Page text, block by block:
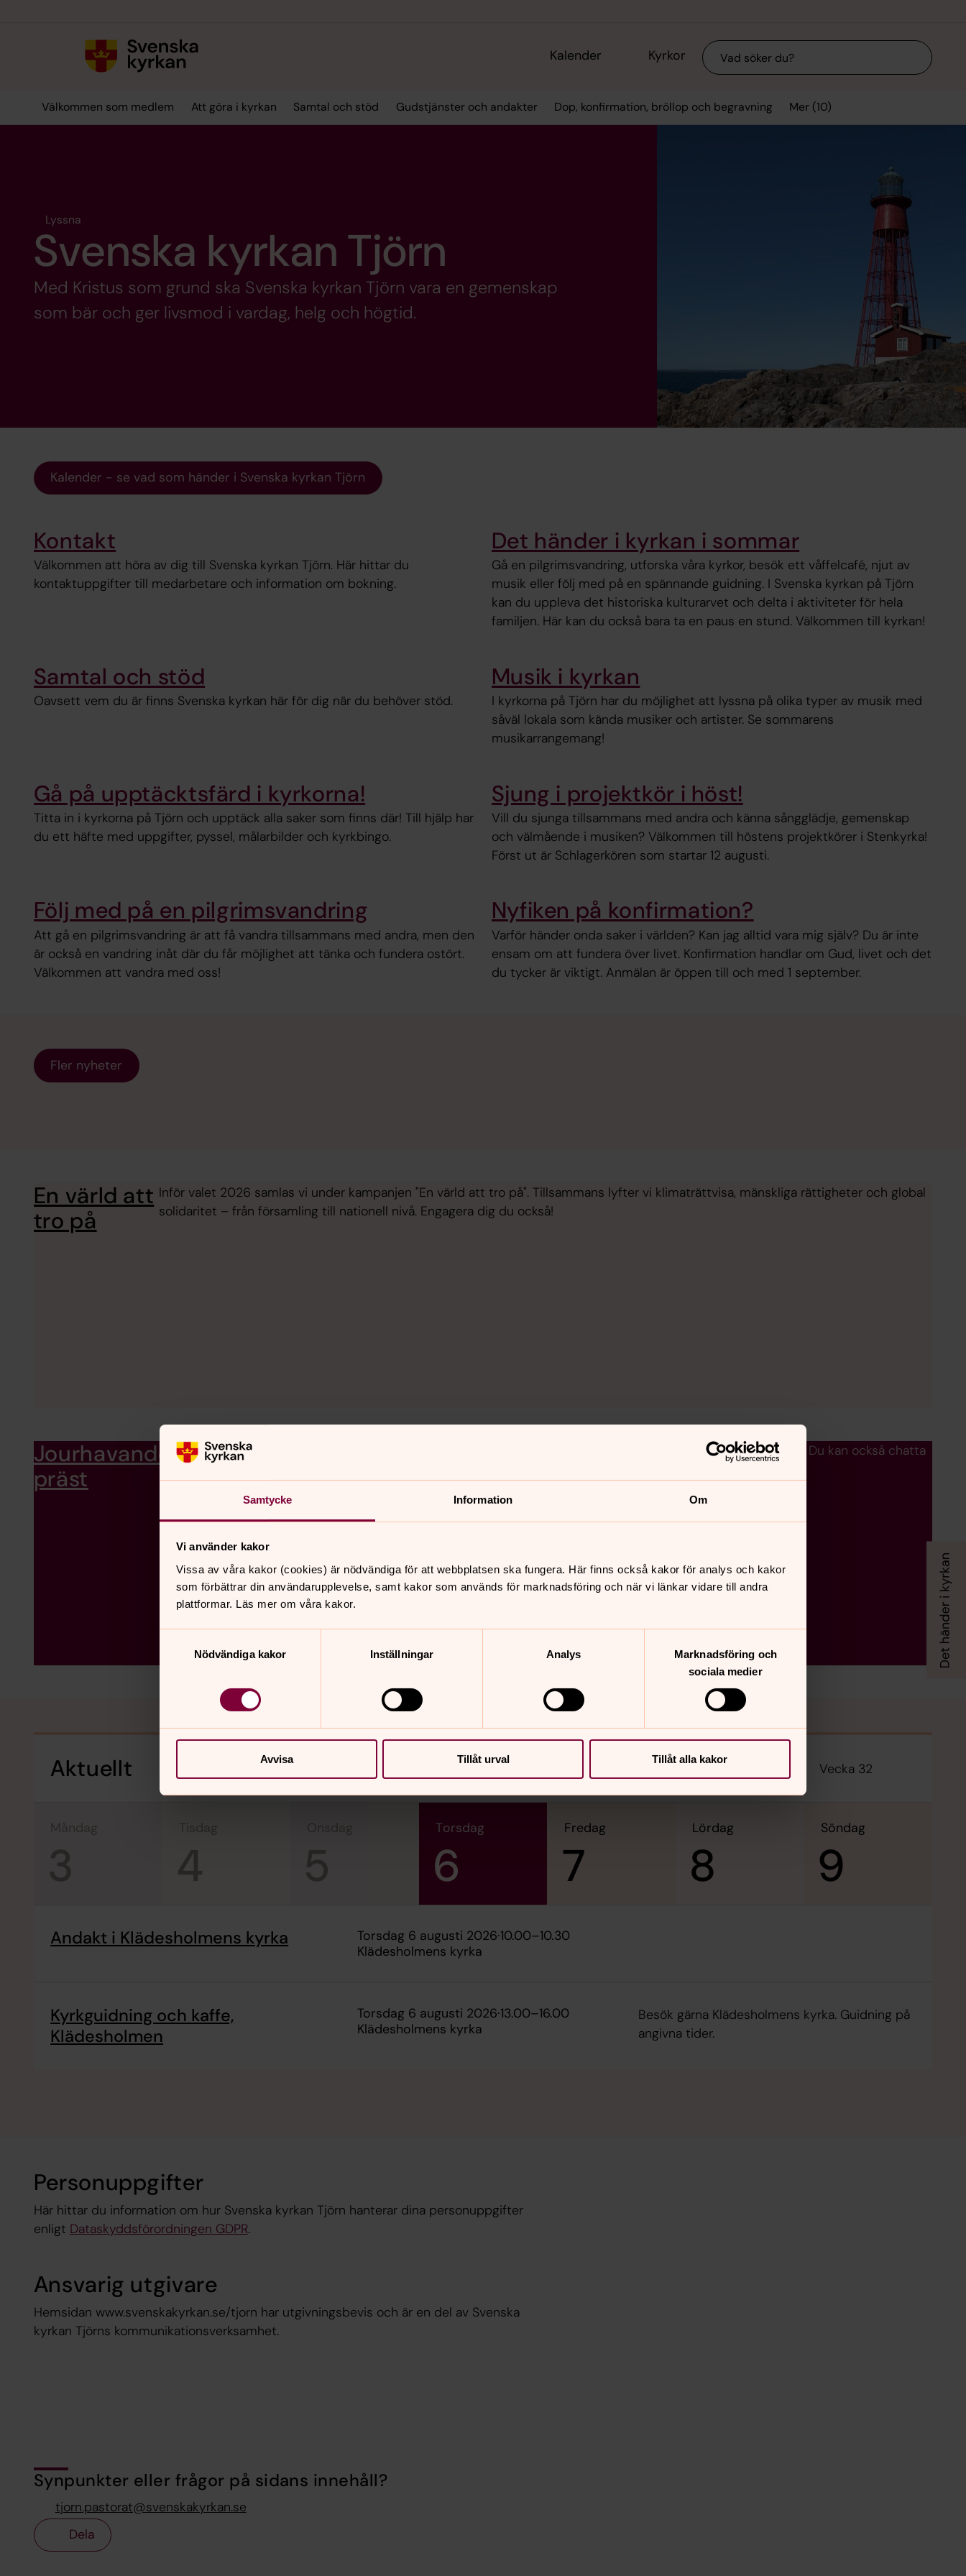
Samtycke Information Om
Vi använder kakor
Vissa av våra kakor (cookies) är nödvändiga för att webbplatsen ska fungera. Här finns också kakor för analys och kakor
som förbättrar din användarupplevelse, samt kakor som används för marknadsföring och när vi länkar vidare till andra
plattformar. Läs mer om våra kakor.
Nödvändiga kakor
Inställningar Analys
Marknadsföring och
sociala medier
Avvisa Tillåt urval Tillåt alla kakor
Kalender Kyrkor Sök
Välkommen som medlem Att göra i kyrkan Samtal och stöd Gudstjänster och andakter Dop, konfirmation, bröllop och begravning Mer (10)
Lyssna
Svenska kyrkan Tjörn
Med Kristus som grund ska Svenska kyrkan Tjörn vara en gemenskap
som bär och ger livsmod i vardag, helg och högtid.
Kalender - se vad som händer i Svenska kyrkan Tjörn
Kontakt
Välkommen att höra av dig till Svenska kyrkan Tjörn. Här hittar du
kontaktuppgifter till medarbetare och information om bokning.
Det händer i kyrkan i sommar
Gå en pilgrimsvandring, utforska våra kyrkor, besök ett våffelcafé, njut av
musik eller följ med på en spännande guidning. I Svenska kyrkan på Tjörn
kan du uppleva det historiska kulturarvet och delta i aktiviteter för hela
familjen. Här kan du också bara ta en paus en stund. Välkommen till kyrkan!
Samtal och stöd
Oavsett vem du är finns Svenska kyrkan här för dig när du behöver stöd.
Musik i kyrkan
I kyrkorna på Tjörn har du möjlighet att lyssna på olika typer av musik med
såväl lokala som kända musiker och artister. Se sommarens
musikarrangemang!
Gå på upptäcktsfärd i kyrkorna!
Titta in i kyrkorna på Tjörn och upptäck alla saker som finns där! Till hjälp har
du ett häfte med uppgifter, pyssel, målarbilder och kyrkbingo.
Sjung i projektkör i höst!
Vill du sjunga tillsammans med andra och känna sångglädje, gemenskap
och välmående i musiken? Välkommen till höstens projektkörer i Stenkyrka!
Först ut är Schlagerkören som startar 12 augusti.
Följ med på en pilgrimsvandring
Att gå en pilgrimsvandring är att få vandra tillsammans med andra, men den
är också en vandring inåt där du får möjlighet att tänka och fundera ostört.
Välkommen att vandra med oss!
Nyfiken på konfirmation?
Varför händer onda saker i världen? Kan jag alltid vara mig själv? Du är inte
ensam om att fundera över livet. Konfirmation handlar om Gud, livet och det
du tycker är viktigt. Anmälan är öppen till och med 1 september.
Fler nyheter
En värld att
tro på
Inför valet 2026 samlas vi under kampanjen "En värld att tro på". Tillsammans lyfter vi klimaträttvisa, mänskliga rättigheter och global
solidaritet – från församling till nationell nivå. Engagera dig du också!
Jourhavande
präst
Du kan få akut samtals- och krisstöd kvällar och nätter kl 21–06. Ring 112 och fråga efter en jourhavande präst. Du kan också chatta
med eller skriva ett digitalt brev till en jourhavande präst.
Aktuellt augusti 2026 Vecka 32
tisdag
4
torsdag
6
fredag
7
lördag
8
söndag
9
Andakt i Klädesholmens kyrka torsdag 6 augusti 2026·10.00–10.30
Klädesholmens kyrka
Kyrkguidning och kaffe,
Klädesholmen
torsdag 6 augusti 2026·13.00–16.00
Klädesholmens kyrka
Besök gärna Klädesholmens kyrka. Guidning på
angivna tider.
Personuppgifter
Här hittar du information om hur Svenska kyrkan Tjörn hanterar dina personuppgifter
enligt Dataskyddsförordningen GDPR.
Ansvarig utgivare
Hemsidan www.svenskakyrkan.se/tjorn har utgivningsbevis och är en del av Svenska
kyrkan Tjörns kommunikationsverksamhet.
Synpunkter eller frågor på sidans innehåll?
tjorn.pastorat@svenskakyrkan.se
Dela